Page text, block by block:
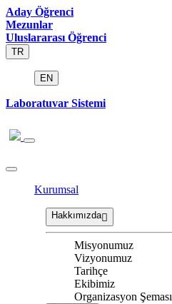
Aday Öğrenci
Mezunlar
Uluslararası Öğrenci
TR
EN
Laboratuvar Sistemi
Kurumsal
Hakkımızda
Misyonumuz
Vizyonumuz
Tarihçe
Ekibimiz
Organizasyon Şeması